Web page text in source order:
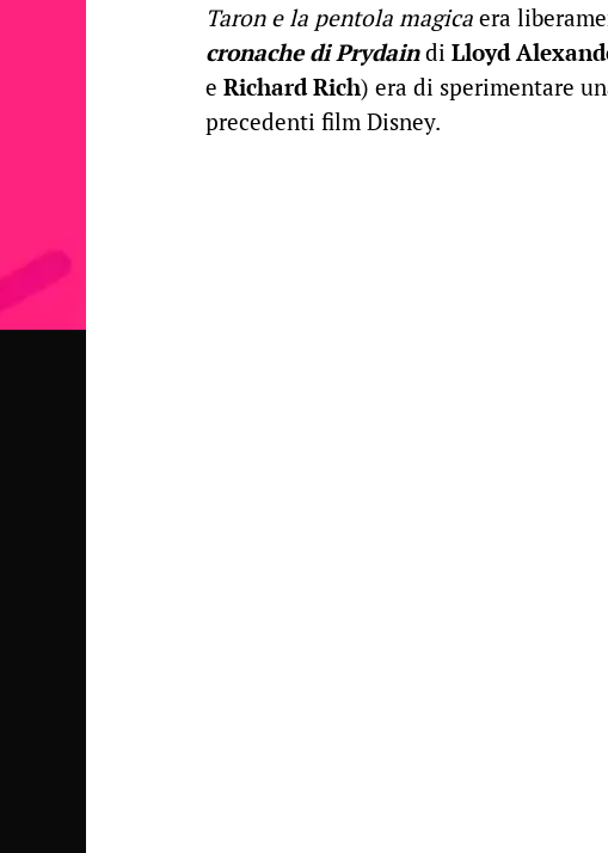
Taron e la pentola magica era
cronache di Prydaindi Lloyd
e Richard Rich) era di sperimentare
precedenti film Disney.